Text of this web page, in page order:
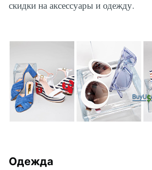
скидки на аксессуары и одежду.
Одежда